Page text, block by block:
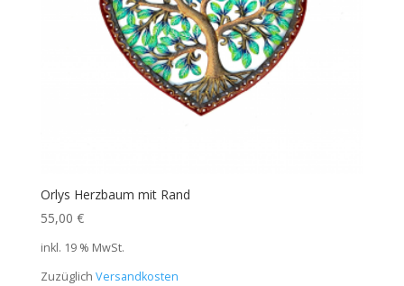
Orlys Herzbaum mit Rand
55,00 €
inkl. 19 % MwSt.
Zuzüglich Versandkosten